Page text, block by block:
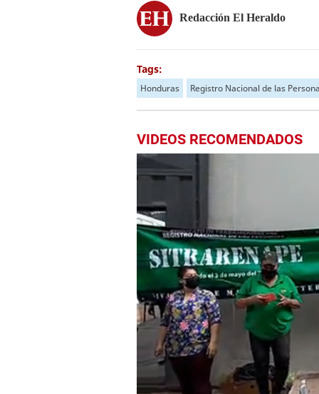
Redacción El Heraldo
Tags:
Honduras Registro Nacional de las
VIDEOS RECOMENDADOS